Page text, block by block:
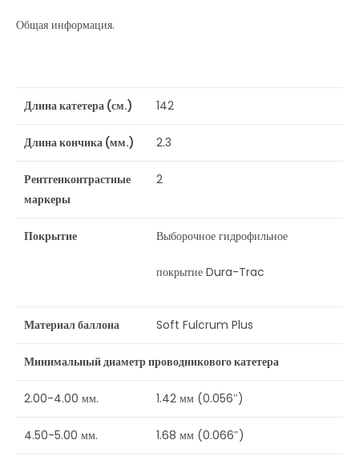
Общая информация.
Длина катетера (см.) 142
Длина кончика (мм.) 2.3
Рентгенконтрастные
маркеры
2
Покрытие Выборочное гидрофильное
покрытие Dura-Trac
Материал баллона Soft Fulcrum Plus
Минимальный диаметрпроводникового катетера
2.00-4.00 мм. 1.42 мм (0.056″)
4.50-5.00 мм. 1.68 мм (0.066″)